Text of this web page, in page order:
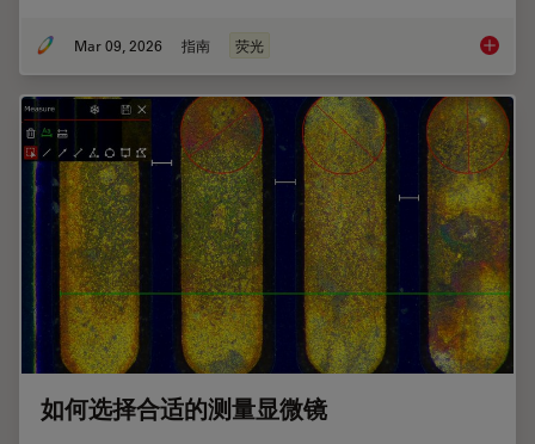
Mar 09, 2026 指南 荧光 显微镜
如何选择合适的测量显微镜